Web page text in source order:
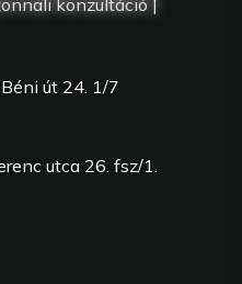
út 24. 1/7
utca 26. fsz/1.